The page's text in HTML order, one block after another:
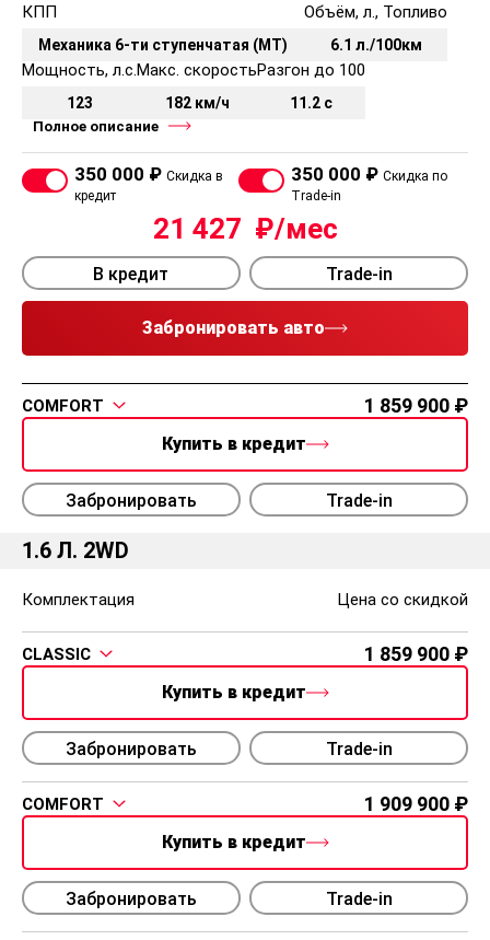
КПП
Механика 6-ти ступенчатая (MT)
Объём, л., Топливо
6.1 л./100км
Мощность, л.с.
123
Макс. скорость
182 км/ч
Разгон до 100
11.2 с
Полное описание
350 000 ₽ Скидка в
кредит
350 000 ₽ Скидка по
Trade-in
21 427
В кредит Trade-in
Забронировать авто
COMFORT 1 859 900
Купить в кредит
Забронировать Trade-in
1.6 Л. 2WD
Комплектация Цена со скидкой
CLASSIC 1 859 900
Купить в кредит
Забронировать Trade-in
COMFORT 1 909 900
Купить в кредит
Забронировать Trade-in